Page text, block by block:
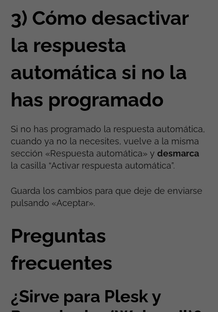
3) Cómo desactivar
la respuesta
automática si no la
has programado
Si no has programado la respuesta automática,
cuando ya no la necesites, vuelve a la misma
sección «Respuesta automática» ydesmarca
la casilla “Activar respuesta automática”.
Guarda los cambios para que deje de enviarse
pulsando «Aceptar».
Preguntas
frecuentes
¿Sirve para Plesk y